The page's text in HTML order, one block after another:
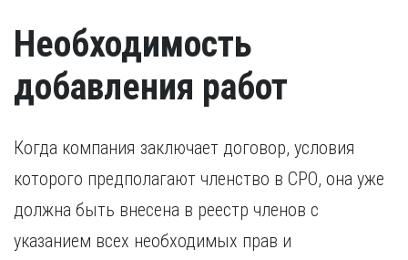
квалификации в течение последних пяти лет. В случае,
если повышение квалификации проходило за пределами
России, требуется копия свидетельства о признании
иностранного образования.
Необходимость
добавления работ
Когда компания заключает договор, условия
которого предполагают членство в СРО, она уже
должна быть внесена в реестр членов с
указанием всех необходимых прав и